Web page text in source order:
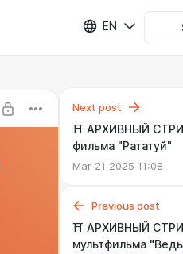
EN
Next post
⛩️ АРХИВНЫЙ
фильма "Рататуй"
Mar 21 2025 11:08
Previous post
⛩️ АРХИВНЫЙ
мультфильма